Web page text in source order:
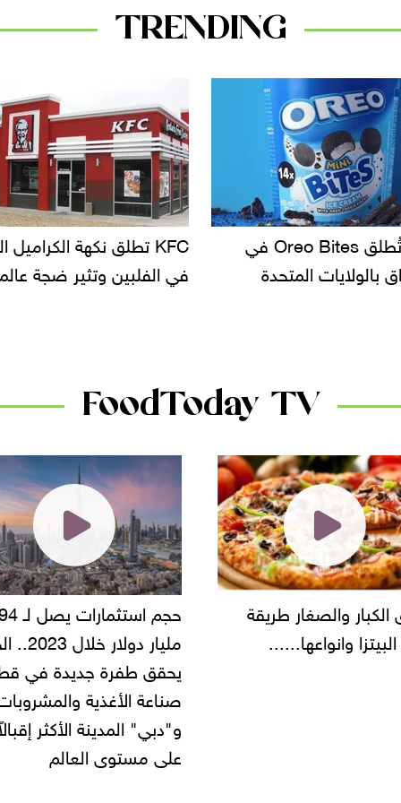
TRENDING
KFC تطلق نكهة الكراميل المملح
وتثير ضجة عالمية
دعوات للتحقيق في أسباب
سحب بعض ألبان الأطفال
FoodToday TV
حجم استثمارات يصل لـ 94
مليار دولار خلال 2023.. الخليج
"أمن القاهرة" يضبط
شركة مطاعم استولى على
أموال المواطنين بزعم